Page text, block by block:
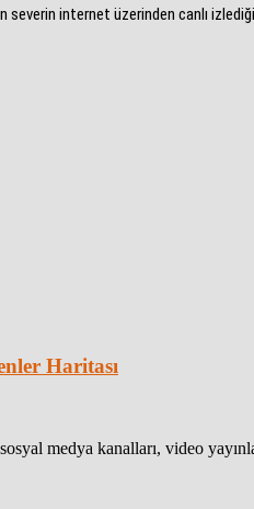
severin internet üzerinden canlı
Haritası
medya kanalları, video